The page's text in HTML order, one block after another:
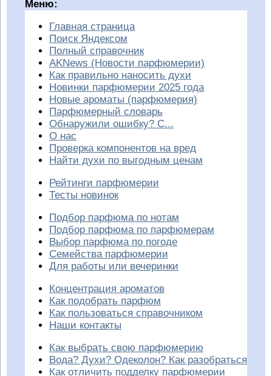
Меню:
Главная страница
Поиск Яндексом
Полный справочник
AKNews (Новости парфюмерии)
Как правильно наносить духи
Новинки парфюмерии 2025 года
Новые ароматы (парфюмерия)
Парфюмерный словарь
Обнаружили ошибку? С...
О нас
Проверка компонентов на вред
Найти духи по выгодным ценам
Рейтинги парфюмерии
Тесты новинок
Подбор парфюма по нотам
Подбор парфюма по парфюмерам
Выбор парфюма по погоде
Семейства парфюмерии
Для работы или вечеринки
Концентрация ароматов
Как подобрать парфюм
Как пользоваться справочником
Наши контакты
Как выбрать свою парфюмерию
Вода? Духи? Одеколон? Как разобраться
Как отличить подделку парфюмерии